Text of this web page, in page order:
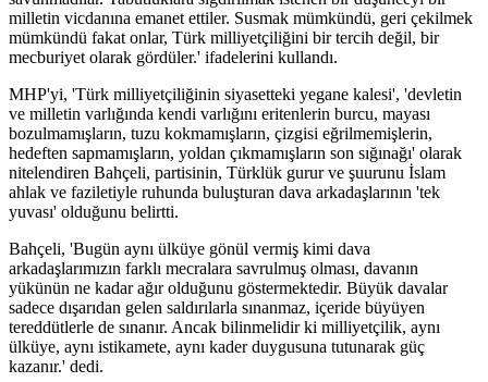
milletin vicdanına emanet ettiler. Susmak mümkündü, geri çekilmek
mümkündü fakat onlar, Türk milliyetçiliğini bir tercih değil, bir
mecburiyet olarak gördüler.' ifadelerini kullandı.
MHP'yi, 'Türk milliyetçiliğinin siyasetteki yegane kalesi', 'devletin
ve milletin varlığında kendi varlığını eritenlerin burcu, mayası
bozulmamışların, tuzu kokmamışların, çizgisi eğrilmemişlerin,
hedeften sapmamışların, yoldan çıkmamışların son sığınağı' olarak
nitelendiren Bahçeli, partisinin, Türklük gurur ve şuurunu İslam
ahlak ve faziletiyle ruhunda buluşturan dava arkadaşlarının 'tek
yuvası' olduğunu belirtti.
Bahçeli, 'Bugün aynı ülküye gönül vermiş kimi dava
arkadaşlarımızın farklı mecralara savrulmuş olması, davanın
yükünün ne kadar ağır olduğunu göstermektedir. Büyük davalar
sadece dışarıdan gelen saldırılarla sınanmaz, içeride büyüyen
tereddütlerle de sınanır. Ancak bilinmelidir ki milliyetçilik, aynı
ülküye, aynı istikamete, aynı kader duygusuna tutunarak güç
kazanır.' dedi.